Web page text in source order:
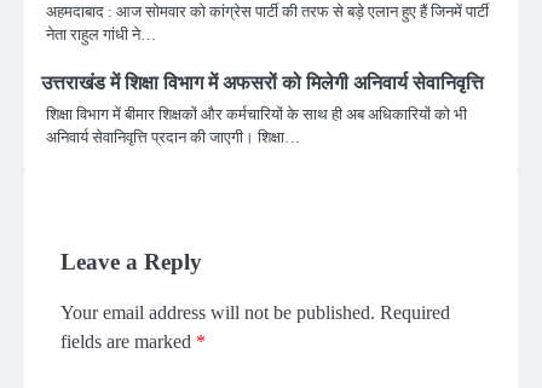
अहमदाबाद : आज सोमवार को कांग्रेस पार्टी की तरफ से बड़े एलान हुए हैं जिनमें पार्टी
नेता राहुल गांधी ने…
उत्तराखंड में शिक्षा विभाग में अफसरों को मिलेगी अनिवार्य सेवानिवृत्ति
शिक्षा विभाग में बीमार शिक्षकों और कर्मचारियों के साथ ही अब अधिकारियों को भी
अनिवार्य सेवानिवृत्ति प्रदान की जाएगी। शिक्षा…
Leave a Reply
Your email address will not be published. Required
fields are marked *